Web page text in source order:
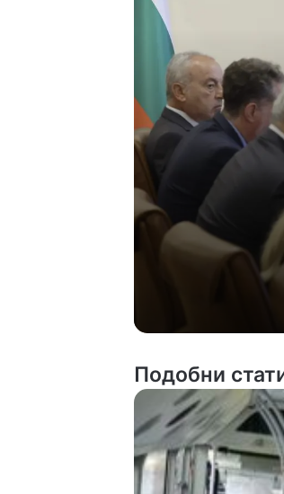
Подобни